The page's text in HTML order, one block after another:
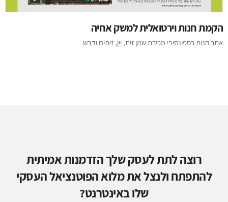
הקמת חנות וירטואלית למשק אחיה
אתר חנות רספונסיבי מכירת שמן זית, יין, זיתים ודבש
רוצה לתת לעסק שלך הזדמנות אמיתית
להתפתח ולנצל את מלוא הפוטנציאל העסקי
שלו באינטרנט?